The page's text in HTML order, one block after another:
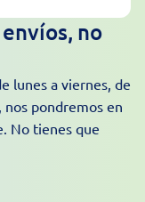
no
lunes a viernes, de
nos pondremos en
No tienes que